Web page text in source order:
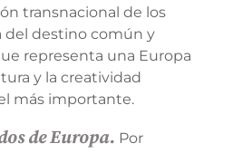
transnacional de los
del destino común y
representa una Europa
y la creatividad
más importante.
de Europa. Por